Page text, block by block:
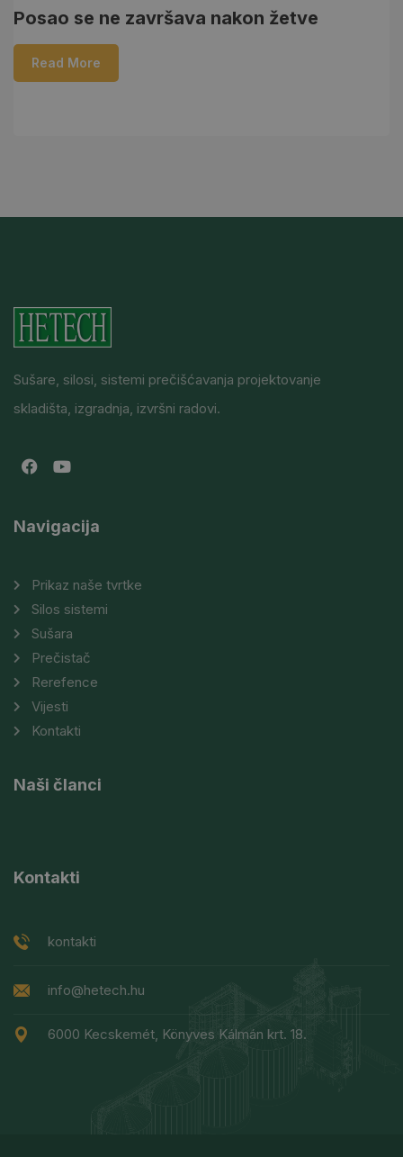
Posao se ne završava nakon žetve
Read More
Sušare, silosi, sistemi prečišćavanja projektovanje
skladišta, izgradnja, izvršni radovi.
Navigacija
Prikaz naše tvrtke
Silos sistemi
Sušara
Prečistač
Rerefence
Vijesti
Kontakti
Naši članci
Kontakti
kontakti
info@hetech.hu
6000 Kecskemét, Könyves Kálmán krt. 18.